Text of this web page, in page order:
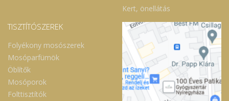
vörös fajtái ismertek, dekoratív, apró
levelekkel. Egészségügyi hatások: Magas
az antioxidáns-tartalma, tisztítja a vért és a
májat, élénkíti az anyagcserét.
Felhasználás: Kiváló szendvicsekhez,
salátákhoz, húsokhoz, tojásos ételekhez.
Jó étvágyat kívánunk hozzá! Ne feledje! A
BapTower nem csak növényt nevel, hanem
Kert, önellátás
TISZTÍTÓSZEREK
Folyékony mosószerek
Mosóparfümök
Öblítők
Mosóporok
Folttisztítók